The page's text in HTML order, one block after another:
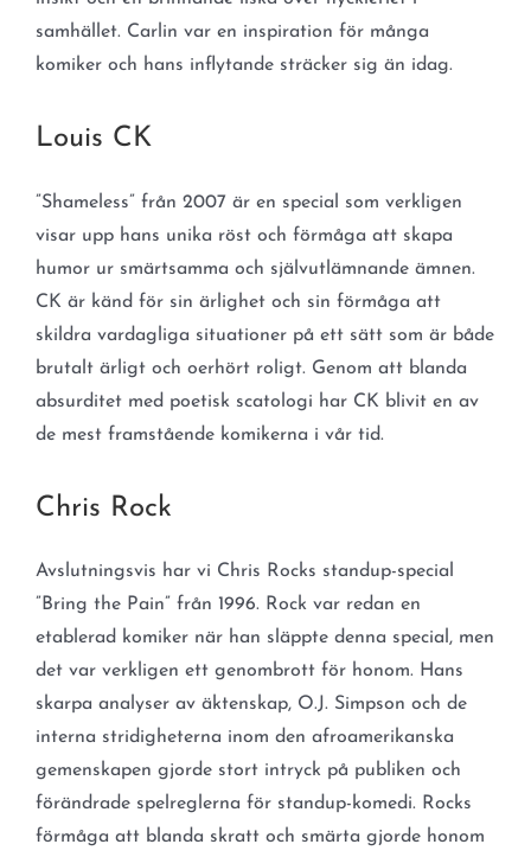
samhället. Carlin var en inspiration för många
komiker och hans inflytande sträcker sig än idag.
Louis CK
”Shameless” från 2007 är en special som verkligen
visar upp hans unika röst och förmåga att skapa
humor ur smärtsamma och självutlämnande ämnen.
CK är känd för sin ärlighet och sin förmåga att
skildra vardagliga situationer på ett sätt som är både
brutalt ärligt och oerhört roligt. Genom att blanda
absurditet med poetisk scatologi har CK blivit en av
de mest framstående komikerna i vår tid.
Chris Rock
Avslutningsvis har vi Chris Rocks standup-special
”Bring the Pain” från 1996. Rock var redan en
etablerad komiker när han släppte denna special, men
det var verkligen ett genombrott för honom. Hans
skarpa analyser av äktenskap, O.J. Simpson och de
interna stridigheterna inom den afroamerikanska
gemenskapen gjorde stort intryck på publiken och
förändrade spelreglerna för standup-komedi. Rocks
förmåga att blanda skratt och smärta gjorde honom